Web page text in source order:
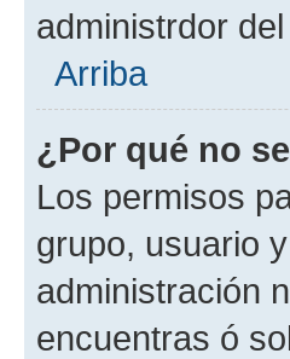
administrdor
Arriba
¿Por qué no
Los permisos
grupo, usuario
administración
encuentras ó